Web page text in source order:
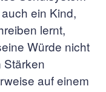
ein Kind,
lernt,
Würde nicht
Stärken
auf einem